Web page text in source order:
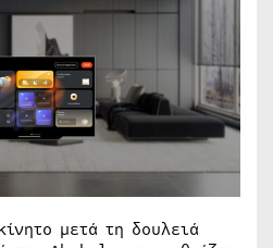
μετά τη δουλειά